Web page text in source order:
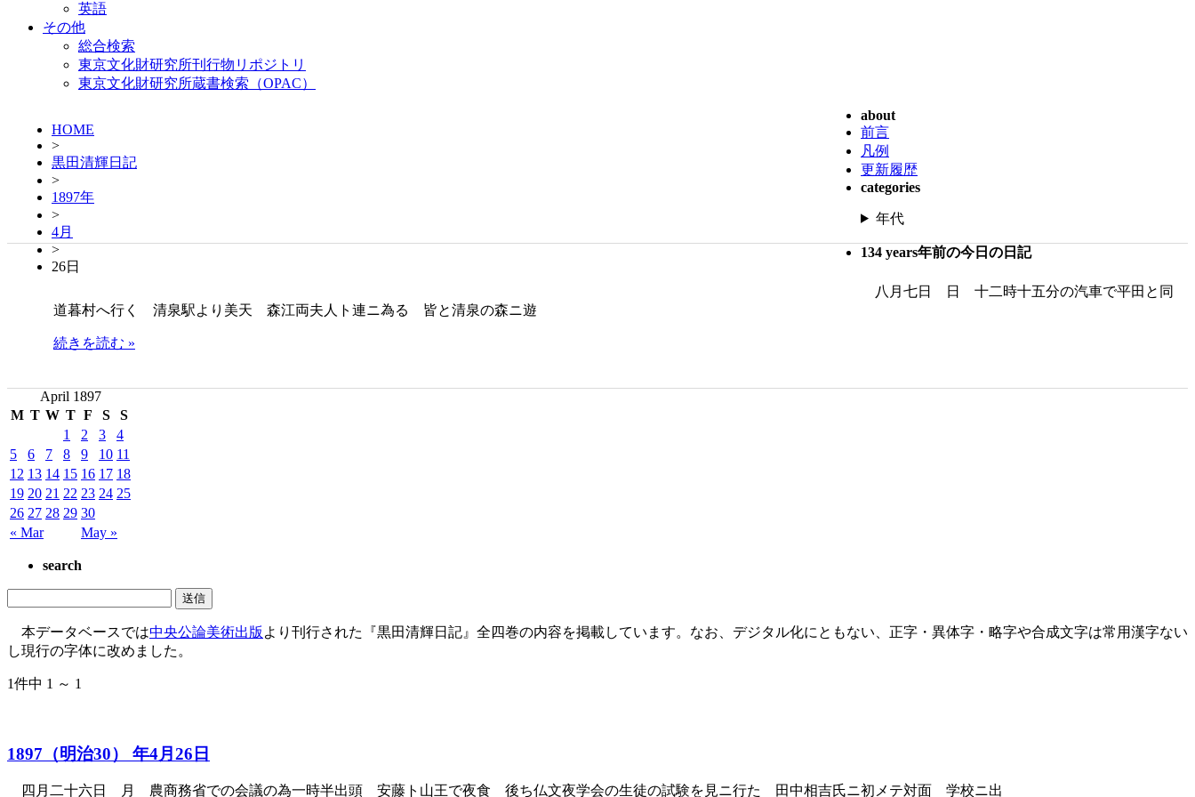
英語
その他
総合検索
東京文化財研究所刊行物リポジトリ
東京文化財研究所蔵書検索（OPAC）
HOME
>
黒田清輝日記
>
1897年
>
4月
>
26日
about
前言
凡例
更新履歴
categories
年代
134 years年前の今日の日記
八月七日 日 十二時十五分の汽車で平田と同
道暮村へ行く 清泉駅より美天 森江両夫人ト連ニ為る 皆と清泉の森ニ遊
続きを読む »
April 1897
M T W T F S S
« Mar May »
1 2 3
4
5
6 7 8 9 10 11
12 13 14 15 16 17 18
19 20 21 22 23 24 25
26 27 28 29 30
search
本データベースでは中央公論美術出版 より刊行された『黒田清輝日記』全四巻の内容を掲載しています。なお、デジタル化にともない、正字・異体字・略字や合成文字は常用漢字ない
し現行の字体に改めました。
1件中 1 ～ 1
1897（明治30） 年4月26日
四月二十六日 月 農商務省での会議の為一時半出頭 安藤ト山王で夜食 後ち仏文夜学会の生徒の試験を見ニ行た 田中相吉氏ニ初メテ対面 学校ニ出